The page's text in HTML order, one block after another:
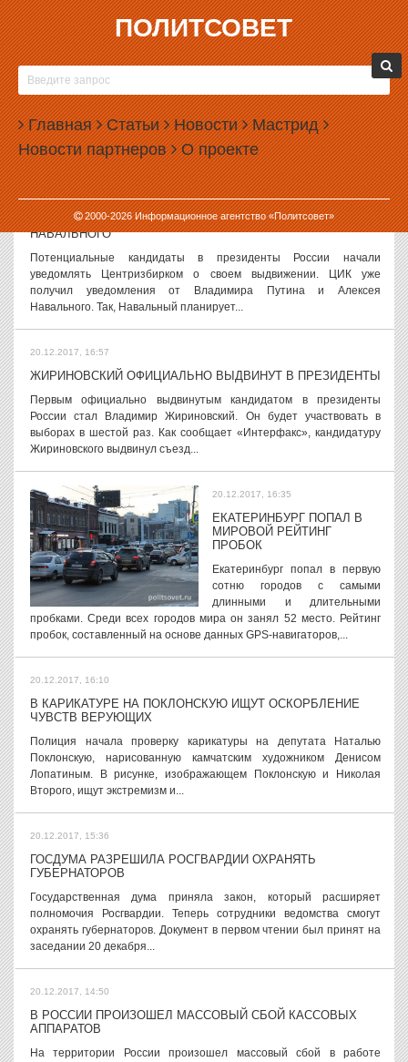
ПОЛИТСОВЕТ
Главная Статьи Новости Мастрид
Новости партнеров О проекте
2000-2026Информационное агентство «Политсовет»
20.12.2017, 17:56
НА УРАЛЕ ПЕРЕВЕРНУЛСЯ АВТОБУС С 13 ПАССАЖИРАМИ
В Свердловской области перевернулся пассажирский автобус, в
котором ехало 13 человек. К счастью, никто из них не пострадал.
Как сообщает УГИБДД по Свердловской области, авария
произошла днем 20...
20.12.2017, 17:19
ЦИК ПОЛУЧИЛ УВЕДОМЛЕНИЯ О ВЫДВИЖЕНИИ ПУТИНА И
НАВАЛЬНОГО
Потенциальные кандидаты в президенты России начали
уведомлять Центризбирком о своем выдвижении. ЦИК уже
получил уведомления от Владимира Путина и Алексея
Навального. Так, Навальный планирует...
20.12.2017, 16:57
ЖИРИНОВСКИЙ ОФИЦИАЛЬНО ВЫДВИНУТ В ПРЕЗИДЕНТЫ
Первым официально выдвинутым кандидатом в президенты
России стал Владимир Жириновский. Он будет участвовать в
выборах в шестой раз. Как сообщает «Интерфакс», кандидатуру
Жириновского выдвинул съезд...
20.12.2017, 16:35
ЕКАТЕРИНБУРГ ПОПАЛ В
МИРОВОЙ РЕЙТИНГ
ПРОБОК
Екатеринбург попал в первую
сотню городов с самыми
длинными и длительными
пробками. Среди всех городов мира он занял 52 место. Рейтинг
пробок, составленный на основе данных GPS-навигаторов,...
20.12.2017, 16:10
В КАРИКАТУРЕ НА ПОКЛОНСКУЮ ИЩУТ ОСКОРБЛЕНИЕ
ЧУВСТВ ВЕРУЮЩИХ
Полиция начала проверку карикатуры на депутата Наталью
Поклонскую, нарисованную камчатским художником Денисом
Лопатиным. В рисунке, изображающем Поклонскую и Николая
Второго, ищут экстремизм и...
20.12.2017, 15:36
ГОСДУМА РАЗРЕШИЛА РОСГВАРДИИ ОХРАНЯТЬ
ГУБЕРНАТОРОВ
Государственная дума приняла закон, который расширяет
полномочия Росгвардии. Теперь сотрудники ведомства смогут
охранять губернаторов. Документ в первом чтении был принят на
заседании 20 декабря...
20.12.2017, 14:50
В РОССИИ ПРОИЗОШЕЛ МАССОВЫЙ СБОЙ КАССОВЫХ
АППАРАТОВ
На территории России произошел массовый сбой в работе